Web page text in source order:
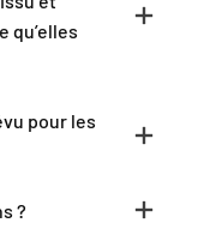
qu’elles
pour les
?